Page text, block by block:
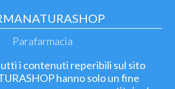
Parafarmacia
i contenuti reperibili sul sito
hanno solo un fine